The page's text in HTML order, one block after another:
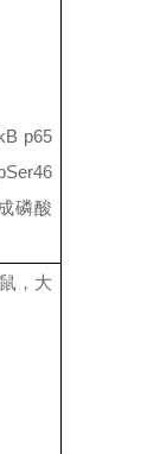
p65
磷酸
，大